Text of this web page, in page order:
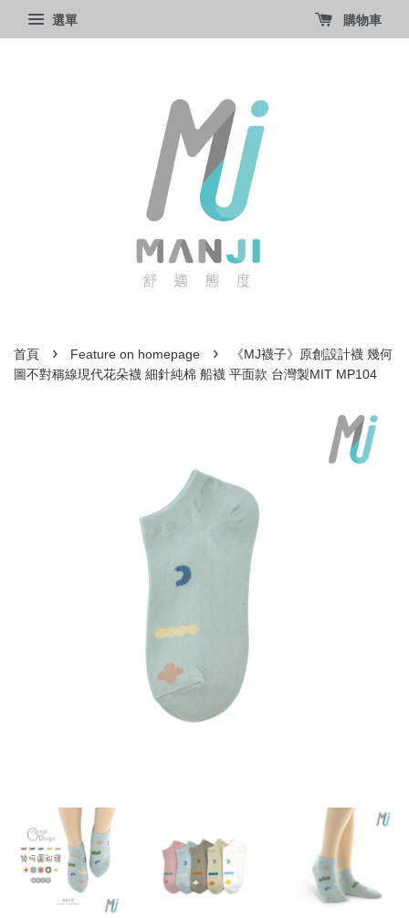
選單 購物車
首頁 › Feature on homepage ›
《MJ襪子》原創設計襪 幾何
圖不對稱線現代花朵襪 細針純棉 船襪 平面款 台灣製MIT MP104